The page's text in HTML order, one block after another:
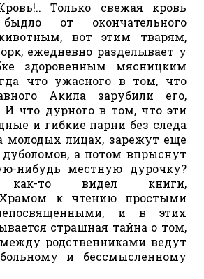
Только свежая кровь
от окончательного
вот этим тварям,
ежедневно разделывает у
здоровенным мясницким
что ужасного в том, что
Акила зарубили его,
И что дурного в том, что эти
и гибкие парни без следа
молодых лицах, зарежут еще
а потом впрыснут
нибудь местную дурочку?
как-то видел книги,
к чтению простыми
и в этих
страшная тайна о том,
родственниками ведут
и бессмысленному